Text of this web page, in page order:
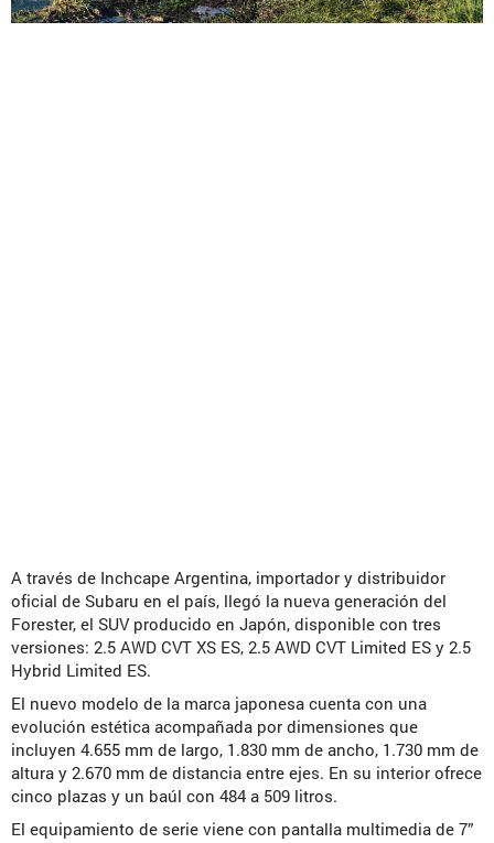
A través de Inchcape Argentina, importador y distribuidor
oficial de Subaru en el país, llegó la nueva generación del
Forester, el SUV producido en Japón, disponible con tres
versiones: 2.5 AWD CVT XS ES, 2.5 AWD CVT Limited ES y 2.5
Hybrid Limited ES.
El nuevo modelo de la marca japonesa cuenta con una
evolución estética acompañada por dimensiones que
incluyen 4.655 mm de largo, 1.830 mm de ancho, 1.730 mm de
altura y 2.670 mm de distancia entre ejes. En su interior ofrece
cinco plazas y un baúl con 484 a 509 litros.
El equipamiento de serie viene con pantalla multimedia de 7”